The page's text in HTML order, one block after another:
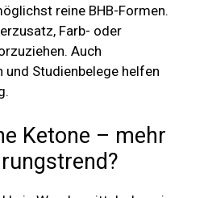
reine BHB-Formen.
Farb- oder
Auch
und Studienbelege helfen
Ketone – mehr